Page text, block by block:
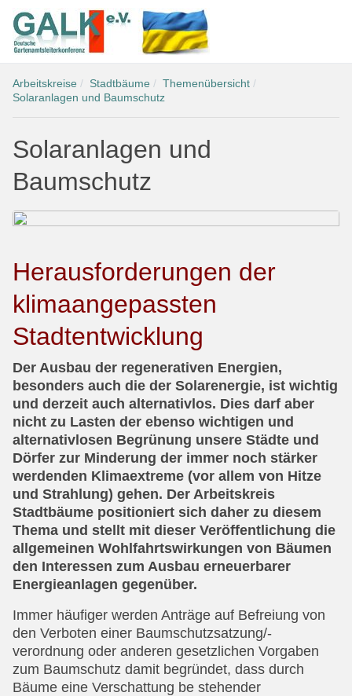
Arbeitskreise Stadtbäume
Themenübersicht
Solaranlagen und Baumschutz
Solaranlagen und
Baumschutz
Herausforderungen der
klimaangepassten
Stadtentwicklung
Der Ausbau der regenerativen Energien,
besonders auch die der Solarenergie, ist wichtig
und derzeit auch alternativlos. Dies darf aber
nicht zu Lasten der ebenso wichtigen und
alternativlosen Begrünung unsere Städte und
Dörfer zur Minderung der immer noch stärker
werdenden Klimaextreme (vor allem von Hitze
und Strahlung) gehen. Der Arbeitskreis
Stadtbäume positioniert sich daher zu diesem
Thema und stellt mit dieser Veröffentlichung die
allgemeinen Wohlfahrtswirkungen von Bäumen
den Interessen zum Ausbau erneuerbarer
Energieanlagen gegenüber.
Immer häufiger werden Anträge auf Befreiung von
den Verboten einer Baumschutzsatzung/-
verordnung oder anderen gesetzlichen Vorgaben
zum Baumschutz damit begründet, dass durch
Bäume eine Verschattung be stehender